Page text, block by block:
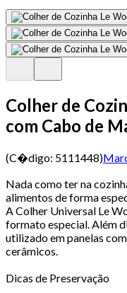
Colher de
com Cabo de
(C�digo: 5111448)
Nada como ter na
alimentos de forma
A Colher Universal Le
formato especial. Além
utilizado em panelas
cerâmicos.
Dicas de Preservação